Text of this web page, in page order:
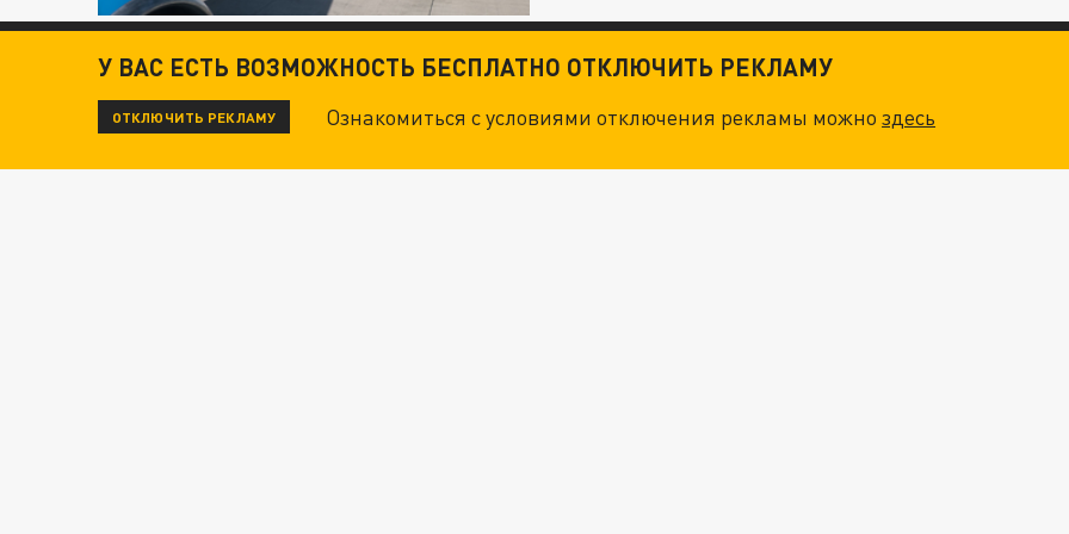
У ВАС ЕСТЬ ВОЗМОЖНОСТЬ БЕСПЛАТНО ОТКЛЮЧИТЬ РЕКЛАМУ
ОТКЛЮЧИТЬ РЕКЛАМУ Ознакомиться с условиями отключения рекламы можноздесь